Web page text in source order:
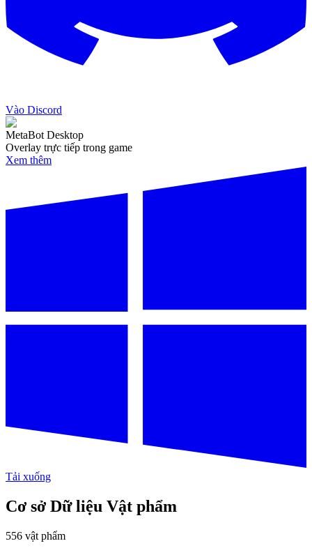
Vào Discord
MetaBot Desktop
Overlay trực tiếp trong game
Xem thêm
Tải xuống
Cơ sở Dữ liệu Vật phẩm
556 vật phẩm